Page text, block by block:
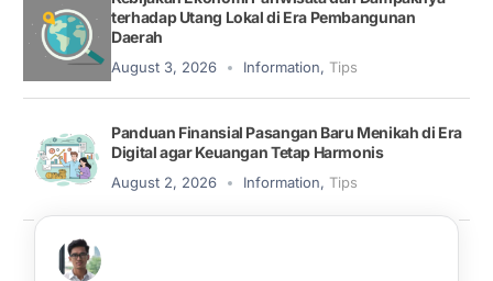
terhadap Utang Lokal di Era Pembangunan
Daerah
August 3, 2026 Information, Tips
Panduan Finansial Pasangan Baru Menikah di Era
Digital agar Keuangan Tetap Harmonis
August 2, 2026 Information, Tips